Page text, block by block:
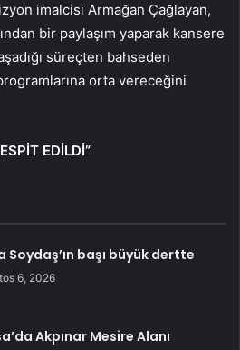
imalcisi Armağan Çağlayan,
bir paylaşım yaparak kansere
süreçten bahseden
orta vereceğini
EDİLDİ”
Soydaş’ın başı büyük dertte
6, 2026
Akpınar Mesire Alanı